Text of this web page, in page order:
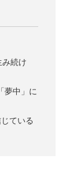
続け
夢中」に
ている